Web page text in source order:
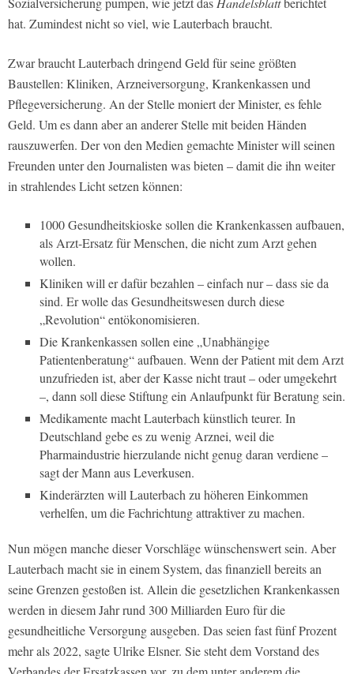
hat. Zumindest nicht so viel, wie Lauterbach braucht.
Zwar braucht Lauterbach dringend Geld für seine größten
Baustellen: Kliniken, Arzneiversorgung, Krankenkassen und
Pflegeversicherung. An der Stelle moniert der Minister, es fehle
Geld. Um es dann aber an anderer Stelle mit beiden Händen
rauszuwerfen. Der von den Medien gemachte Minister will seinen
Freunden unter den Journalisten was bieten – damit die ihn weiter
in strahlendes Licht setzen können:
1000 Gesundheitskioske sollen die Krankenkassen aufbauen,
als Arzt-Ersatz für Menschen, die nicht zum Arzt gehen
wollen.
Kliniken will er dafür bezahlen – einfach nur – dass sie da
sind. Er wolle das Gesundheitswesen durch diese
„Revolution“ entökonomisieren.
Die Krankenkassen sollen eine „Unabhängige
Patientenberatung“ aufbauen. Wenn der Patient mit dem Arzt
unzufrieden ist, aber der Kasse nicht traut – oder umgekehrt
–, dann soll diese Stiftung ein Anlaufpunkt für Beratung sein.
Medikamente macht Lauterbach künstlich teurer. In
Deutschland gebe es zu wenig Arznei, weil die
Pharmaindustrie hierzulande nicht genug daran verdiene –
sagt der Mann aus Leverkusen.
Kinderärzten will Lauterbach zu höheren Einkommen
verhelfen, um die Fachrichtung attraktiver zu machen.
Nun mögen manche dieser Vorschläge wünschenswert sein. Aber
Lauterbach macht sie in einem System, das finanziell bereits an
seine Grenzen gestoßen ist. Allein die gesetzlichen Krankenkassen
werden in diesem Jahr rund 300 Milliarden Euro für die
gesundheitliche Versorgung ausgeben. Das seien fast fünf Prozent
mehr als 2022, sagte Ulrike Elsner. Sie steht dem Vorstand des